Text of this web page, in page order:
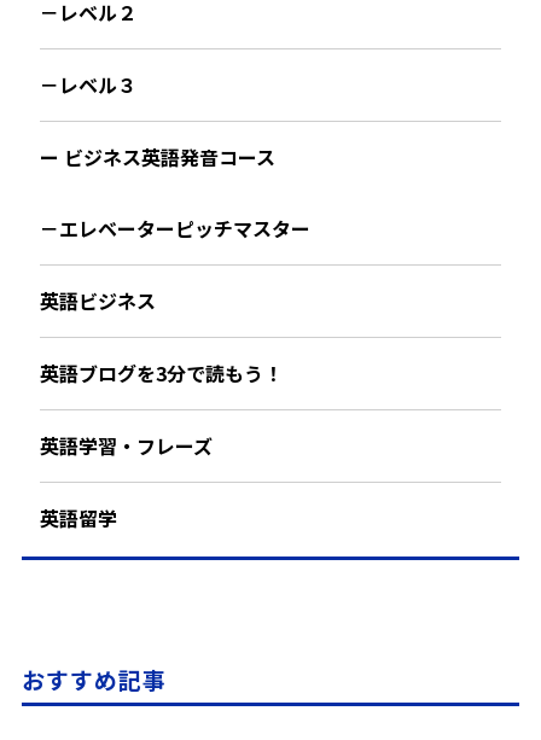
－レベル２
－レベル３
ー ビジネス英語発音コース
－エレベーターピッチマスター
英語ビジネス
英語ブログを3分で読もう！
英語学習・フレーズ
英語留学
おすすめ記事